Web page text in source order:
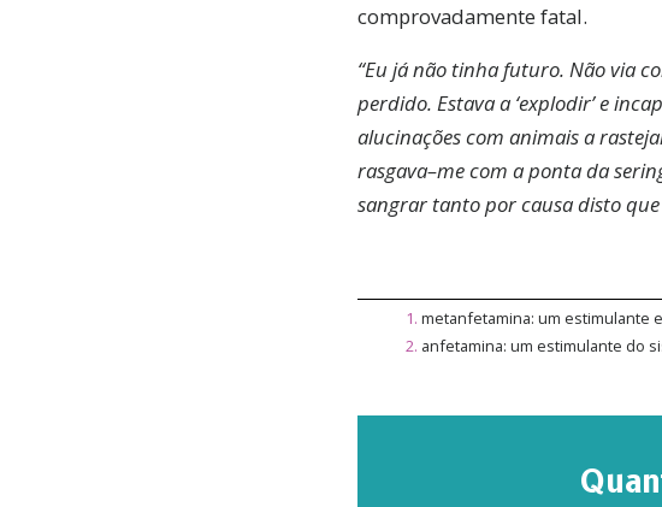
comprovadamente fatal.
“Eu já não tinha futuro. Não via
perdido. Estava a ‘explodir’ e
alucinações com animais a
rasgava–me com a ponta da
sangrar tanto por causa disto
1. metanfetamina: um estimulante
2. anfetamina: um estimulante do